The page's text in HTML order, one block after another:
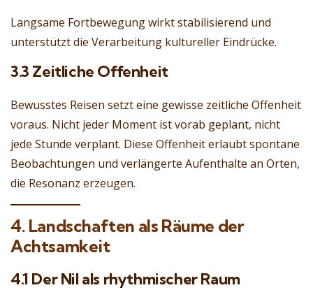
Langsame Fortbewegung wirkt stabilisierend und
unterstützt die Verarbeitung kultureller Eindrücke.
3.3 Zeitliche Offenheit
Bewusstes Reisen setzt eine gewisse zeitliche Offenheit
voraus. Nicht jeder Moment ist vorab geplant, nicht
jede Stunde verplant. Diese Offenheit erlaubt spontane
Beobachtungen und verlängerte Aufenthalte an Orten,
die Resonanz erzeugen.
4. Landschaften als Räume der
Achtsamkeit
4.1 Der Nil als rhythmischer Raum